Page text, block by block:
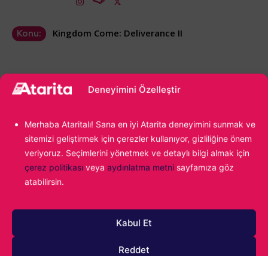
Deneyimini Özelleştir
Merhaba Ataritalı! Sana en iyi Atarita deneyimini sunmak ve
sitemizi geliştirmek için çerezler kullanıyor, gizliliğine önem
veriyoruz. Seçimlerini yönetmek ve detaylı bilgi almak için
çerez politikası veya aydınlatma metni sayfamıza göz
atabilirsin.
Kabul Et
Reddet
Konu: Kingdom Come: Deliverance II
1000